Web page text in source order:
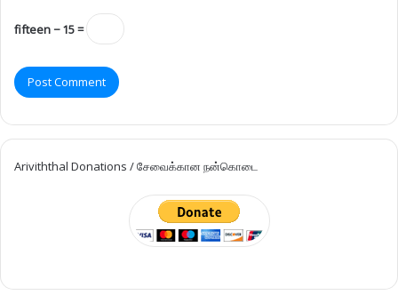
fifteen − 15 =
Ariviththal Donations / சேவைக்கான நன்கொடை